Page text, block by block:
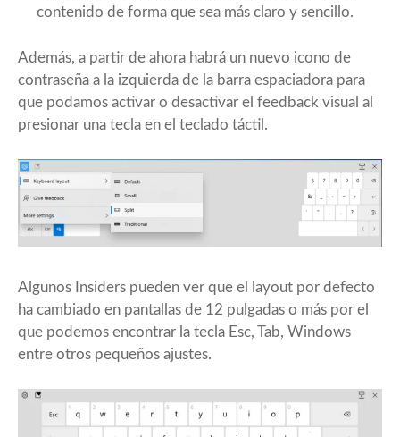
contenido de forma que sea más claro y sencillo.
Además, a partir de ahora habrá un nuevo icono de
contraseña a la izquierda de la barra espaciadora para
que podamos activar o desactivar el feedback visual al
presionar una tecla en el teclado táctil.
Algunos Insiders pueden ver que el layout por defecto
ha cambiado en pantallas de 12 pulgadas o más por el
que podemos encontrar la tecla Esc, Tab, Windows
entre otros pequeños ajustes.